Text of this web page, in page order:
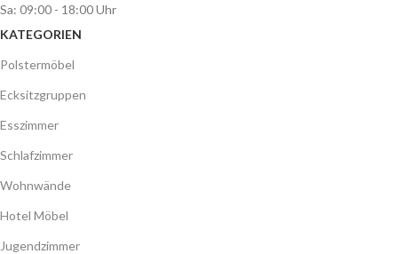
Sa: 09:00 - 18:00 Uhr
KATEGORIEN
Polstermöbel
Ecksitzgruppen
Esszimmer
Schlafzimmer
Wohnwände
Hotel Möbel
Jugendzimmer